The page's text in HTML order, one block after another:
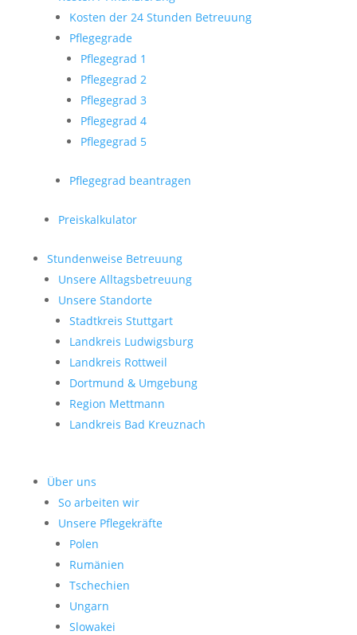
Kosten der 24 Stunden Betreuung
Pflegegrade
Pflegegrad 1
Pflegegrad 2
Pflegegrad 3
Pflegegrad 4
Pflegegrad 5
Pflegegrad beantragen
Preiskalkulator
Stundenweise Betreuung
Unsere Alltagsbetreuung
Unsere Standorte
Stadtkreis Stuttgart
Landkreis Ludwigsburg
Landkreis Rottweil
Dortmund & Umgebung
Region Mettmann
Landkreis Bad Kreuznach
Über uns
So arbeiten wir
Unsere Pflegekräfte
Polen
Rumänien
Tschechien
Ungarn
Slowakei